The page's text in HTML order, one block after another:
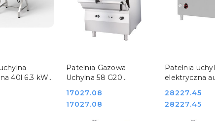
40l 6.3 kW
KOSZYKA
Patelnia Gazowa
Uchylna 58 G20
Cena:
17027.08
Cena:
17027.08
DO KOSZYKA
Patelnia
elektryczna
REDFOX
Cena:
28227.45
Cena:
28227.45
DO